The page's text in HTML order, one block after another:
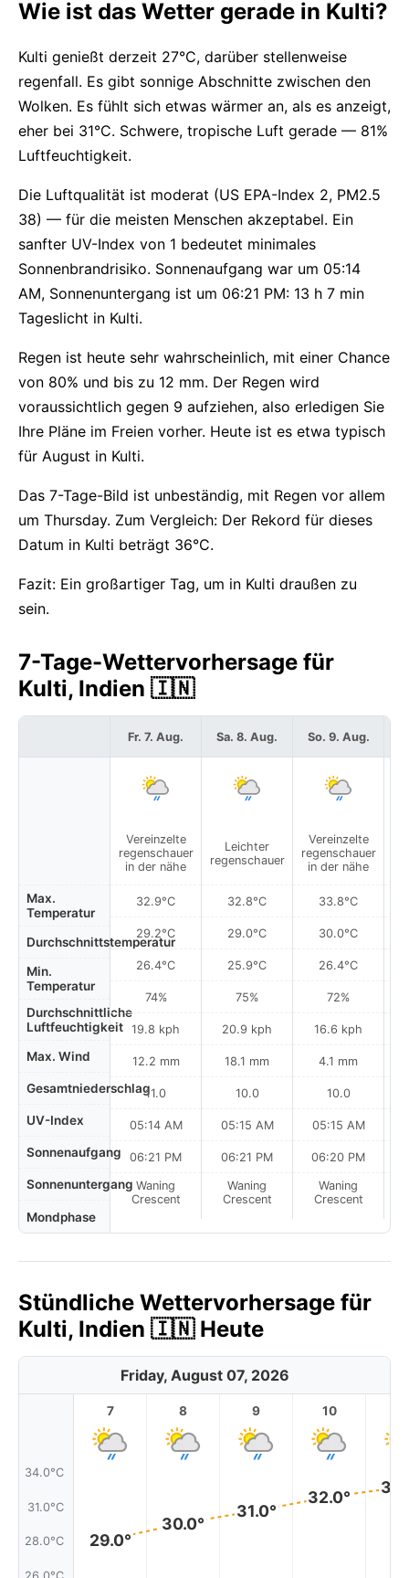
Wie ist das Wetter gerade in Kulti?
Kulti genießt derzeit 27°C, darüber stellenweise
regenfall. Es gibt sonnige Abschnitte zwischen den
Wolken. Es fühlt sich etwas wärmer an, als es anzeigt,
eher bei 31°C. Schwere, tropische Luft gerade — 81%
Luftfeuchtigkeit.
Die Luftqualität ist moderat (US EPA-Index 2, PM2.5
38) — für die meisten Menschen akzeptabel. Ein
sanfter UV-Index von 1 bedeutet minimales
Sonnenbrandrisiko. Sonnenaufgang war um 05:14
AM, Sonnenuntergang ist um 06:21 PM: 13 h 7 min
Tageslicht in Kulti.
Regen ist heute sehr wahrscheinlich, mit einer Chance
von 80% und bis zu 12 mm. Der Regen wird
voraussichtlich gegen 9 aufziehen, also erledigen Sie
Ihre Pläne im Freien vorher. Heute ist es etwa typisch
für August in Kulti.
Das 7-Tage-Bild ist unbeständig, mit Regen vor allem
um Thursday. Zum Vergleich: Der Rekord für dieses
Datum in Kulti beträgt 36°C.
Fazit: Ein großartiger Tag, um in Kulti draußen zu
sein.
7-Tage-Wettervorhersage für
Kulti, Indien 🇮🇳
Max.
Temperatur
Durchschnittstemperatur
Min.
Temperatur
Durchschnittliche
Luftfeuchtigkeit
Max. Wind
Gesamtniederschlag
UV-Index
Sonnenaufgang
Sonnenuntergang
Mondphase
Fr. 7. Aug.
Vereinzelte
regenschauer
in der nähe
32.9°C
29.2°C
26.4°C
74%
19.8 kph
12.2 mm
11.0
05:14 AM
06:21 PM
Waning
Crescent
Sa. 8. Aug.
Leichter
regenschauer
32.8°C
29.0°C
25.9°C
75%
20.9 kph
18.1 mm
10.0
05:15 AM
06:21 PM
Waning
Crescent
So. 9. Aug.
Vereinzelte
regenschauer
in der nähe
33.8°C
30.0°C
26.4°C
72%
16.6 kph
4.1 mm
10.0
05:15 AM
06:20 PM
Waning
Crescent
Stündliche Wettervorhersage für
Kulti, Indien 🇮🇳 Heute
Friday, August 07, 2026
34.0°C
31.0°C
28.0°C
26.0°C
7
29.0°
8
30.0°
9
31.0°
10
32.0°